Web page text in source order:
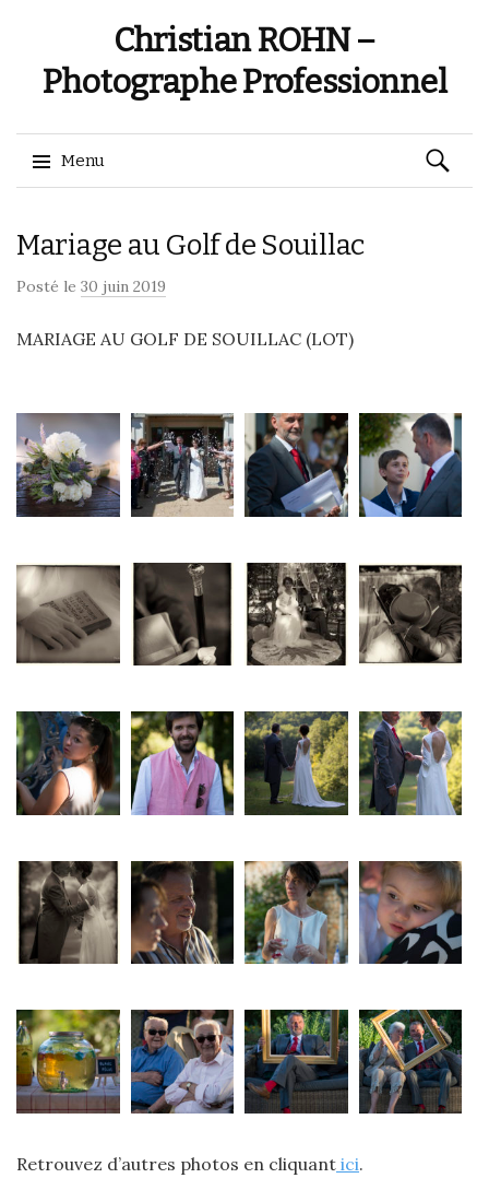
Christian ROHN –
Photographe Professionnel
Menu
au
contenu
Mariage au Golf de Souillac
Posté le 30 juin 2019
MARIAGE AU GOLF DE SOUILLAC (LOT)
Retrouvez d’autres photos en cliquant ici.